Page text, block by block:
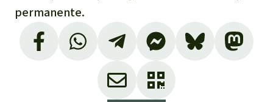
permanente.